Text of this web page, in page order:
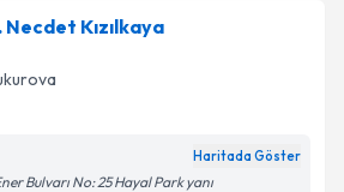
Tosuniçin randevu takvimi talebi
uzmandan randevu almanız için bir
e-posta ile bilgilendireceğiz.
Necdet Kızılkaya
Haritada Göster
Bulvarı No: 25 Hayal Park yanı